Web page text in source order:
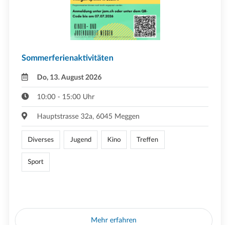
Sommerferienaktivitäten
Do, 13. August 2026
10:00 - 15:00 Uhr
Hauptstrasse 32a, 6045 Meggen
Diverses Jugend Kino Treffen
Sport
Mehr erfahren